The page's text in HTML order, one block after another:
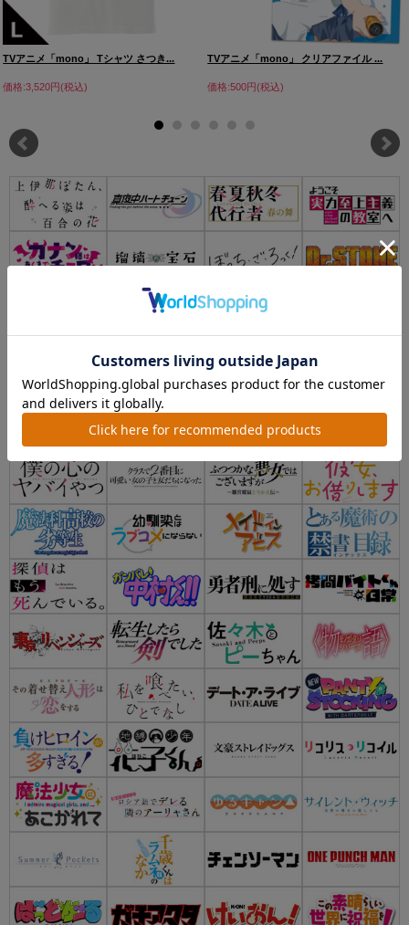
TVアニメ「mono」 Tシャツ さつき...
価格:3,520円(税込)
TVアニメ「mono」 クリアファイル ...
価格:500円(税込)